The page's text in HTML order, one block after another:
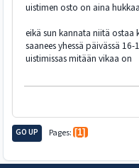
uistimen osto on aina
eikä sun kannata niitä ostaa
saanees yhessä päivässä
uistimissas mitään vikaa on
GO UP Pages 1